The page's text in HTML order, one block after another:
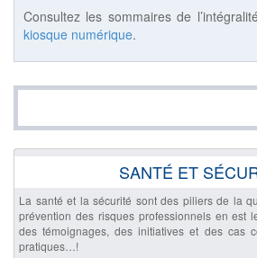
Consultez les sommaires de
kiosque numérique.
SANTÉ ET
La santé et la sécurité sont des piliers de la
prévention des risques professionnels en est
des témoignages, des initiatives et des cas
pratiques…!